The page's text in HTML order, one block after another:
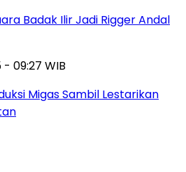
Badak Ilir Jadi Rigger Andal
09:27 WIB
Migas Sambil Lestarikan